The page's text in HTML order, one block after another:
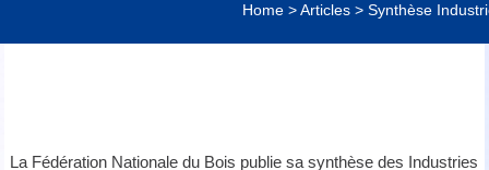
Home >Articles >Synthèse
La Fédération Nationale du Bois publie sa synthèse des Industries